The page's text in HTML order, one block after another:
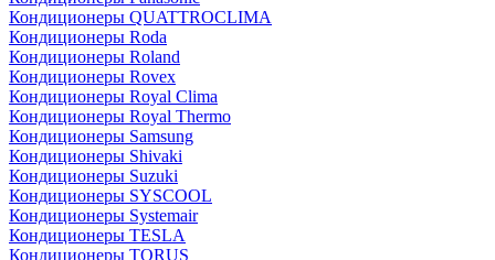
Кондиционеры QUATTROCLIMA
Кондиционеры Roda
Кондиционеры Roland
Кондиционеры Rovex
Кондиционеры Royal Clima
Кондиционеры Royal Thermo
Кондиционеры Samsung
Кондиционеры Shivaki
Кондиционеры Suzuki
Кондиционеры SYSCOOL
Кондиционеры Systemair
Кондиционеры TESLA
Кондиционеры TORUS